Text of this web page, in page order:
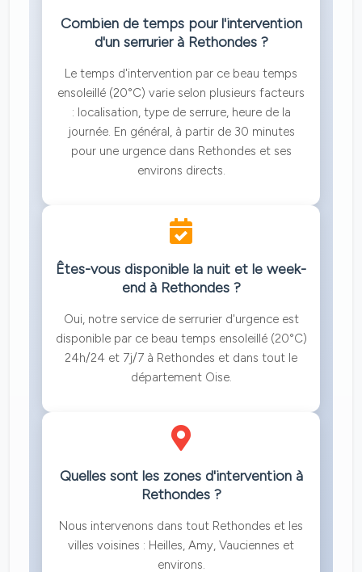
Combien de temps pour l'intervention
d'un serrurier à Rethondes ?
Le temps d'intervention par ce beau temps
ensoleillé (20°C) varie selon plusieurs facteurs
: localisation, type de serrure, heure de la
journée. En général, à partir de 30 minutes
pour une urgence dans Rethondes et ses
environs directs.
Êtes-vous disponible la nuit et le week-
end à Rethondes ?
Oui, notre service de serrurier d'urgence est
disponible par ce beau temps ensoleillé (20°C)
24h/24 et 7j/7 à Rethondes et dans tout le
département Oise.
Quelles sont les zones d'intervention à
Rethondes ?
Nous intervenons dans tout Rethondes et les
villes voisines : Heilles, Amy, Vauciennes et
environs.